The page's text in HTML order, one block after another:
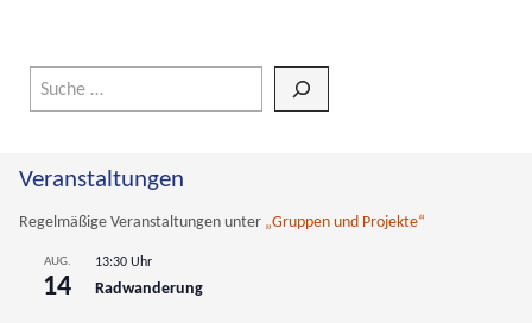
Veranstaltungen
Regelmäßige Veranstaltungen unter „Gruppen und Projekte“
AUG.
14
13:30 Uhr
Radwanderung